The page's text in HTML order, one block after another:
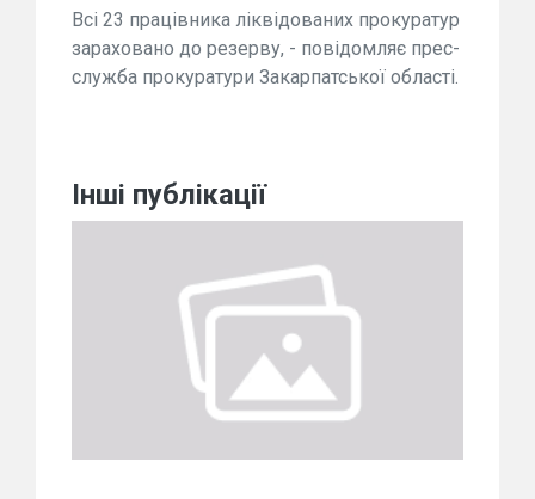
Всі 23 працівника ліквідованих прокуратур
зараховано до резерву, - повідомляє прес-
служба прокуратури Закарпатської області.
Інші публікації